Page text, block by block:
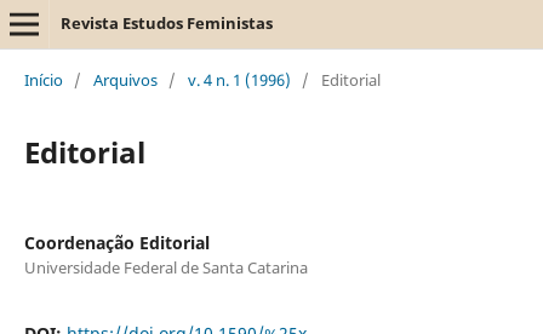
Revista Estudos Feministas
Início / Arquivos / v. 4 n. 1 (1996) / Editorial
Editorial
Coordenação Editorial
Universidade Federal de Santa Catarina